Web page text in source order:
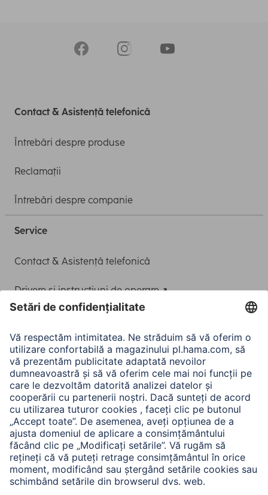
Contact & Asistență telefonică
Întrebări despre produse
Reclamații
Întrebări despre companie
Service
Contact & Asistență telefonică
Drivere și instrucțiuni de operare
A.N.P.C.
A.N.P.C. SAL
Companie
Istoria companiei
Hama Mondial